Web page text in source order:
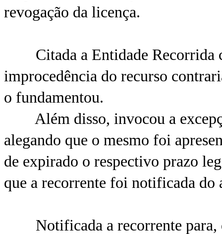
revogação da licença.
Citada a Entidade Recorrida
improcedência do recurso
o fundamentou.
Além disso, invocou a
alegando que o mesmo foi
de expirado o respectivo prazo
que a recorrente foi notificada
Notificada a recorrente para,